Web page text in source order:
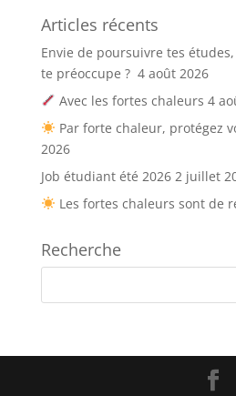
Articles récents
Envie de poursuivre tes
te préoccupe ? 4 août 2026
Avec les fortes chaleurs 4
Par forte chaleur, protégez
2026
Job étudiant été 2026 2 juillet
Les fortes chaleurs sont de
Recherche